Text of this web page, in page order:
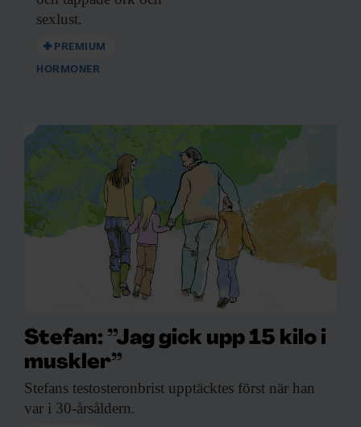
sexlust.
PREMIUM
HORMONER
Stefan: ”Jag gick upp 15 kilo i
muskler”
Stefans testosteronbrist upptäcktes först när han
var i 30-årsåldern.